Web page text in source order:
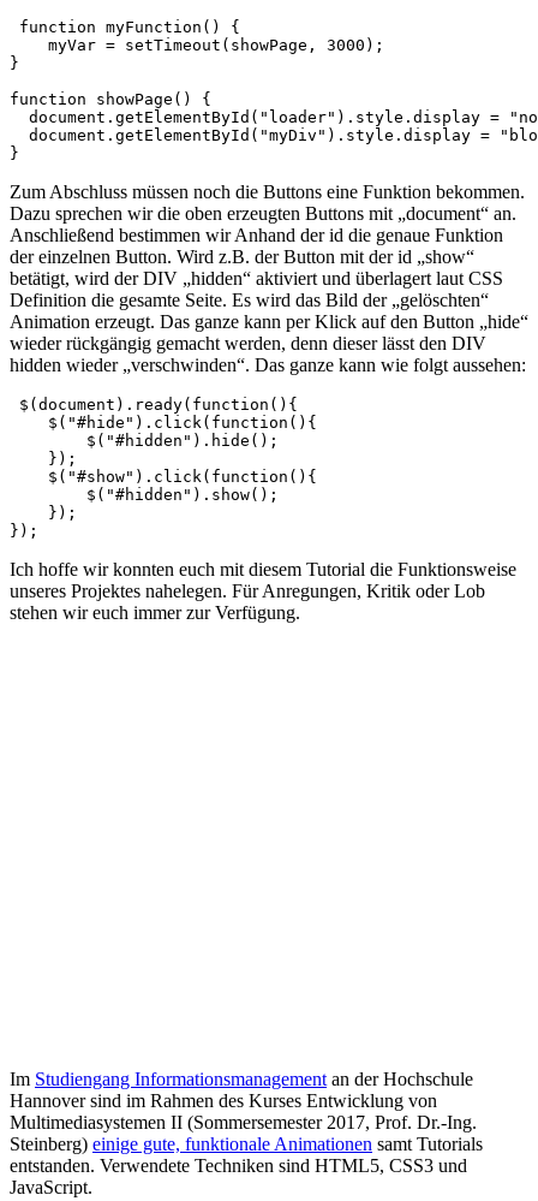
function myFunction() {
    myVar = setTimeout(showPage, 3000);
}
function showPage() {
document.getElementById("loader").style.display =
document.getElementById("myDiv").style.display =
}
Zum Abschluss müssen noch die Buttons eine Funktion bekommen.
Dazu sprechen wir die oben erzeugten Buttons mit „document“ an.
Anschließend bestimmen wir Anhand der id die genaue Funktion
der einzelnen Button. Wird z.B. der Button mit der id „show“
betätigt, wird der DIV „hidden“ aktiviert und überlagert laut CSS
Definition die gesamte Seite. Es wird das Bild der „gelöschten“
Animation erzeugt. Das ganze kann per Klick auf den Button „hide“
wieder rückgängig gemacht werden, denn dieser lässt den DIV
hidden wieder „verschwinden“. Das ganze kann wie folgt aussehen:
$(document).ready(function(){
    $("#hide").click(function(){
        $("#hidden").hide();
    });
    $("#show").click(function(){
        $("#hidden").show();
    });
});
Ich hoffe wir konnten euch mit diesem Tutorial die Funktionsweise
unseres Projektes nahelegen. Für Anregungen, Kritik oder Lob
stehen wir euch immer zur Verfügung.
Im Studiengang Informationsmanagement an der Hochschule
Hannover sind im Rahmen des Kurses Entwicklung von
Multimediasystemen II (Sommersemester 2017, Prof. Dr.-Ing.
Steinberg) einige gute, funktionale Animationen samt Tutorials
entstanden. Verwendete Techniken sind HTML5, CSS3 und
JavaScript.